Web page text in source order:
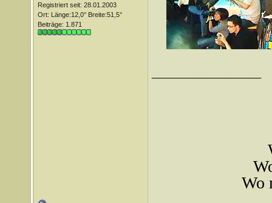
Registriert seit: 28.01.2003
Ort: Länge:12,0° Breite:51,5°
Beiträge: 1.871
Wo